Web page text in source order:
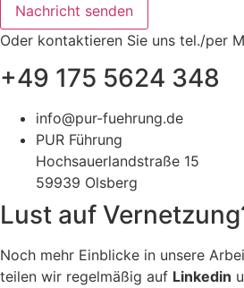
Nachricht senden
Oder kontaktieren Sie uns tel./per
+49 175 5624 348​
info@pur-fuehrung.de
PUR Führung
Hochsauerlandstraße 15
59939 Olsberg
Lust auf
Noch mehr Einblicke in unsere
teilen wir regelmäßig auf Linkedin